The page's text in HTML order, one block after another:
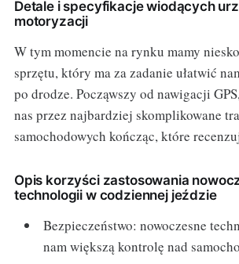
Detale i specyfikacje wiodących
motoryzacji
W tym momencie na rynku mamy
sprzętu, który ma za zadanie ułatwić
po drodze. Począwszy od nawigacji
nas przez najbardziej skomplikowane
samochodowych kończąc, które
Opis korzyści zastosowania
technologii w codziennej jeździe
Bezpieczeństwo: nowoczesne
nam większą kontrolę nad